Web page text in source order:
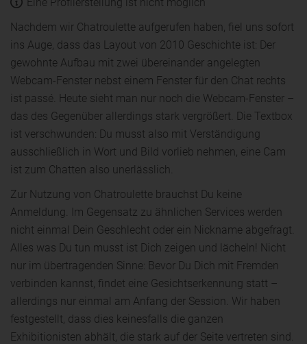
Nachdem wir Chatroulette aufgerufen haben, fiel uns sofort
ins Auge, dass das Layout von 2010 Geschichte ist: Der
gewohnte Aufbau mit zwei übereinander angelegten
Webcam-Fenster nebst einem Fenster für den Chat rechts
ist passé. Heute sieht man nur noch die Webcam-Fenster –
das des Gegenüber allerdings stark vergrößert. Die Textbox
ist verschwunden: Du musst also mit Verständigung
ausschließlich in Wort und Bild vorlieb nehmen, eine Cam
ist zum Chatten also unerlässlich.
Zur Nutzung von Chatroulette brauchst Du keine
Anmeldung. Im Gegensatz zu ähnlichen Services werden
nicht einmal Dein Geschlecht oder ein Nickname abgefragt.
Alles was Du tun musst ist Dich zeigen und lächeln! Nicht
nur im übertragenden Sinne: Bevor Du Dich mit Fremden
verbinden kannst, findet eine Gesichtserkennung statt –
allerdings nur einmal am Anfang der Session. Wir haben
festgestellt, dass dies keinesfalls die ganzen
Exhibitionisten abhält, die stark auf der Seite vertreten sind.